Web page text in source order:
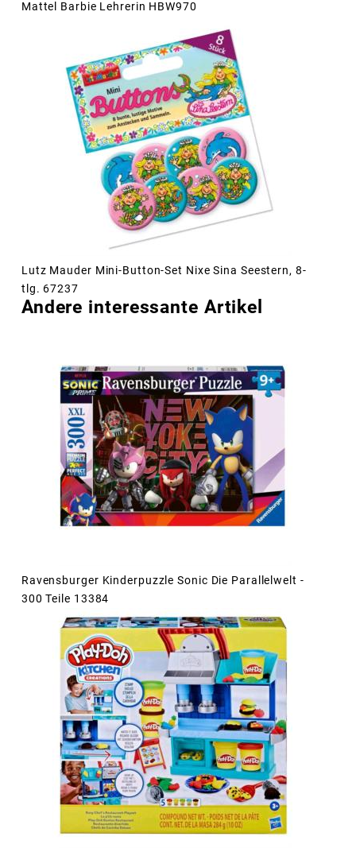
Mattel Barbie Lehrerin HBW970
Lutz Mauder Mini-Button-Set Nixe Sina Seestern, 8-
tlg. 67237
Andere interessante Artikel
Ravensburger Kinderpuzzle Sonic Die Parallelwelt -
300 Teile 13384